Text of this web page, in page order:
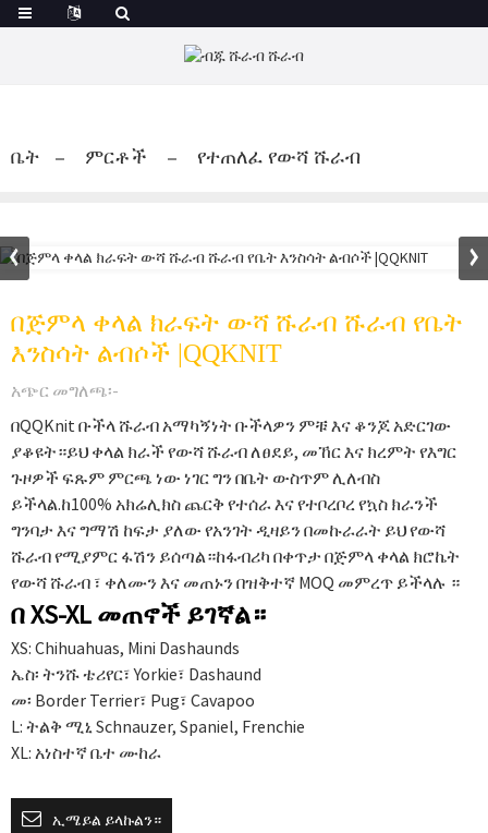
ቤት ምርቶች የተጠለፈ የውሻ ሹራብ
በጅምላ ቀላል ክራፍት ውሻ ሹራብ ሹራብ የቤት
እንስሳት ልብሶች |QQKNIT
አጭር መግለጫ፡-
በQQKnit ቡችላ ሹራብ አማካኝነት ቡችላዎን ምቹ እና ቆንጆ አድርገው
ያቆዩት።ይህ ቀላል ክራች የውሻ ሹራብ ለፀደይ, መኸር እና ክረምት የእግር
ጉዞዎች ፍጹም ምርጫ ነው ነገር ግን በቤት ውስጥም ሊለብስ
ይችላል.ከ100% አክሬሊክስ ጨርቅ የተሰራ እና የተቦረቦረ የኳስ ክራንች
ግንባታ እና ግማሽ ከፍታ ያለው የአንገት ዲዛይን በመኩራራት ይህ የውሻ
ሹራብ የሚያምር ፋሽን ይሰጣል።ከፋብሪካ በቀጥታ በጅምላ ቀላል ክሮኬት
የውሻ ሹራብ ፣ ቀለሙን እና መጠኑን በዝቅተኛ MOQ መምረጥ ይችላሉ ።
በ XS-XL መጠኖች ይገኛል።
XS: Chihuahuas, Mini Dashaunds
ኤስ፡ ትንሹ ቴሪየር፣ Yorkie፣ Dashaund
መ፡ Border Terrier፣ Pug፣ Cavapoo
L: ትልቅ ሚኒ Schnauzer, Spaniel, Frenchie
XL: አነስተኛ ቤተ ሙከራ
ኢሜይል ይላኩልን።